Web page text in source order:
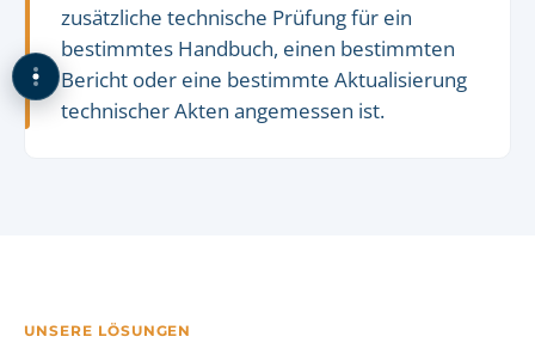
zusätzliche technische Prüfung für ein
bestimmtes Handbuch, einen bestimmten
Bericht oder eine bestimmte Aktualisierung
technischer Akten angemessen ist.
UNSERE LÖSUNGEN